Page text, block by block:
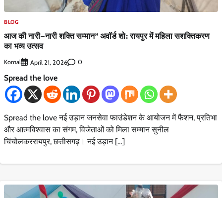
BLOG
आज की नारी–नारी शक्ति सम्मान” अवॉर्ड शो: रायपुर में महिला सशक्तिकरण
का भव्य उत्सव
Komal April 21, 2026 0
Spread the love
Spread the love नई उड़ान जनसेवा फाउंडेशन के आयोजन में फैशन, प्रतिभा
और आत्मविश्वास का संगम, विजेताओं को मिला सम्मान सुनील
चिंचोलकररायपुर, छत्तीसगढ़। नई उड़ान […]